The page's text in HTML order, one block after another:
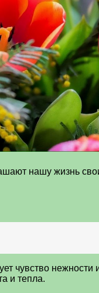
нашу жизнь
нежности
и тепла.